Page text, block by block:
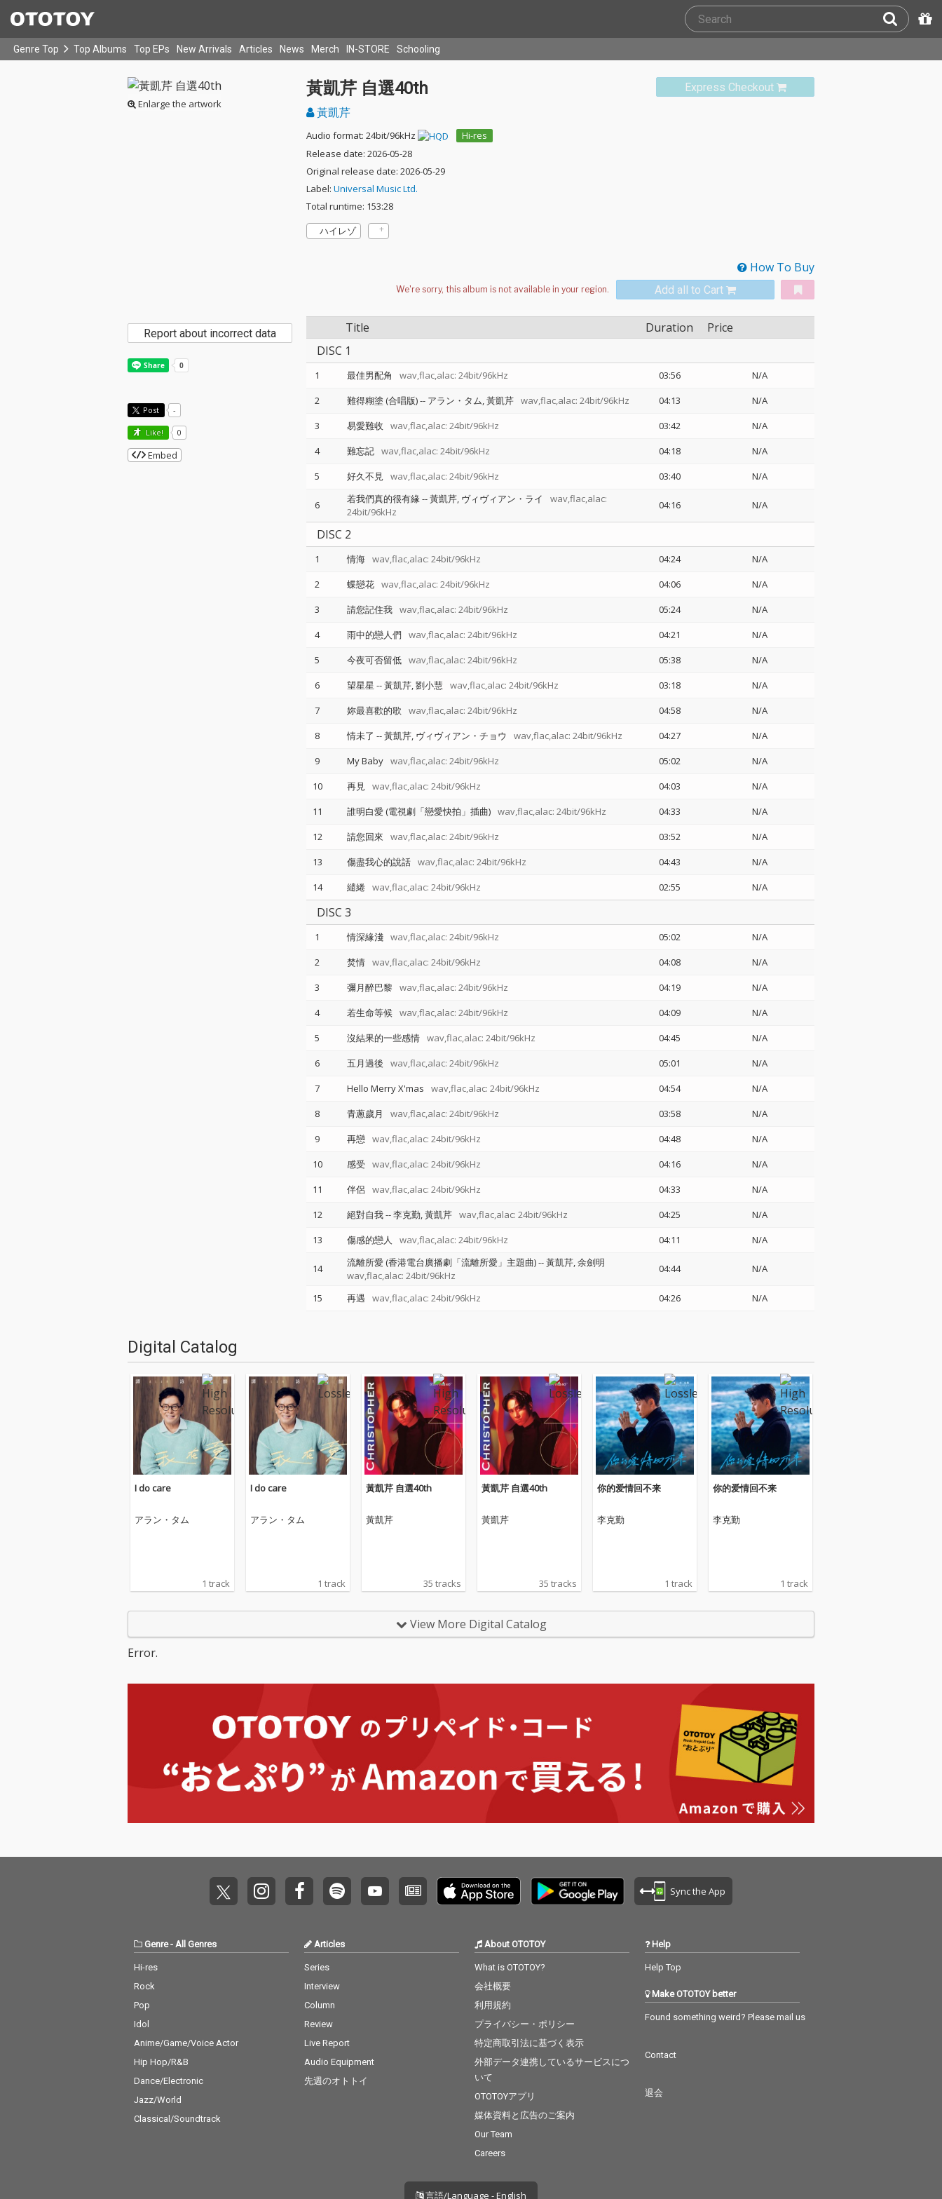
Genre Top Top Albums Top EPs New Arrivals Articles News Merch IN-STORE Schooling
Enlarge the artwork
Express Checkout
黃凱芹 自選40th
黃凱芹
Audio format: 24bit/96kHz
Hi-res
Release date: 2026-05-28
Original release date: 2026-05-29
Label: Universal Music Ltd.
Total runtime: 153:28
ハイレゾ
How To Buy
Add all to Cart
Title Duration
Price
DISC 1
1 最佳男配角 wav,flac,alac: 24bit/96kHz 03:56
N/A
2
難得糊塗 (合唱版)-- アラン・タム 黃凱芹 wav,flac,alac: 24bit/96kHz 04:13
N/A
3
易愛難收 wav,flac,alac: 24bit/96kHz 03:42
N/A
4
難忘記 wav,flac,alac: 24bit/96kHz 04:18
N/A
5
好久不見 wav,flac,alac: 24bit/96kHz 03:40 N/A
6 若我們真的很有緣--黃凱芹 ヴィヴィアン・ライ
wav,flac,alac:
24bit/96kHz
04:16 N/A
DISC 2
1 情海 wav,flac,alac: 24bit/96kHz 04:24
N/A
2
蝶戀花 wav,flac,alac: 24bit/96kHz 04:06
N/A
3
請您記住我 wav,flac,alac: 24bit/96kHz 05:24
N/A
4
雨中的戀人們 wav,flac,alac: 24bit/96kHz 04:21
N/A
5
今夜可否留低 wav,flac,alac: 24bit/96kHz 05:38
N/A
6
望星星 --黃凱芹 劉小慧 wav,flac,alac: 24bit/96kHz 03:18
N/A
7
妳最喜歡的歌 wav,flac,alac: 24bit/96kHz 04:58
N/A
8
情未了 --黃凱芹 ヴィヴィアン・チョウ wav,flac,alac: 24bit/96kHz 04:27
N/A
9
My Baby wav,flac,alac: 24bit/96kHz 05:02
N/A
10
再見 wav,flac,alac: 24bit/96kHz 04:03
N/A
11
誰明白愛 (電視劇「戀愛快拍」插曲) wav,flac,alac: 24bit/96kHz 04:33
N/A
12
請您回來 wav,flac,alac: 24bit/96kHz 03:52
N/A
13
傷盡我心的說話 wav,flac,alac: 24bit/96kHz 04:43
N/A
14
繾綣 wav,flac,alac: 24bit/96kHz 02:55 N/A
DISC 3
1 情深緣淺 wav,flac,alac: 24bit/96kHz 05:02
N/A
2
焚情 wav,flac,alac: 24bit/96kHz 04:08
N/A
3
彌月醉巴黎 wav,flac,alac: 24bit/96kHz 04:19
N/A
4
若生命等候 wav,flac,alac: 24bit/96kHz 04:09
N/A
5
沒結果的一些感情 wav,flac,alac: 24bit/96kHz 04:45
N/A
6
五月過後 wav,flac,alac: 24bit/96kHz 05:01
N/A
7
Hello Merry X'mas wav,flac,alac: 24bit/96kHz 04:54
N/A
8
青蔥歲月 wav,flac,alac: 24bit/96kHz 03:58
N/A
9
再戀 wav,flac,alac: 24bit/96kHz 04:48
N/A
10
感受 wav,flac,alac: 24bit/96kHz 04:16
N/A
11
伴侶 wav,flac,alac: 24bit/96kHz 04:33
N/A
12
絕對自我--李克勤 黃凱芹 wav,flac,alac: 24bit/96kHz 04:25
N/A
13
傷感的戀人 wav,flac,alac: 24bit/96kHz 04:11 N/A
14 流離所愛 (香港電台廣播劇「流離所愛」主題曲)--黃凱芹 余劍明
wav,flac,alac: 24bit/96kHz
04:44 N/A
15 再遇 wav,flac,alac: 24bit/96kHz 04:26 N/A
Report about incorrect data
Post -
Like! 0
Embed
Digital Catalog
I do care
アラン・タム
1 track
I do care
アラン・タム
1 track
黃凱芹 自選40th
黃凱芹
35 tracks
黃凱芹 自選40th
黃凱芹
35 tracks
你的爱情回不来
李克勤
1 track
你的爱情回不来
李克勤
1 track
View More Digital Catalog
Error.
Sync the App
Genre- All Genres
Hi-res
Rock
Pop
Idol
Anime/Game/Voice Actor
Hip Hop/R&B
Dance/Electronic
Jazz/World
Classical/Soundtrack
Articles
Series
Interview
Column
Review
Live Report
Audio Equipment
先週のオトトイ
About OTOTOY
What is OTOTOY?
会社概要
利用規約
プライバシー・ポリシー
特定商取引法に基づく表示
外部データ連携しているサービスにつ
いて
OTOTOYアプリ
媒体資料と広告のご案内
Our Team
Careers
Help
Help Top
Make OTOTOY better
Found something weird? Please mail us
Contact
退会
言語/Language - English